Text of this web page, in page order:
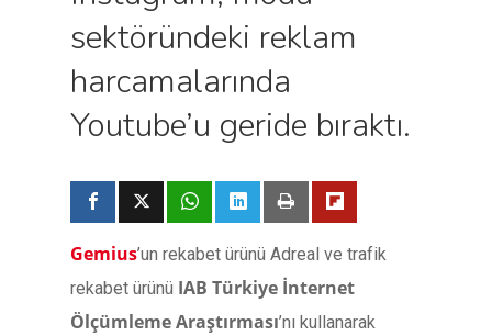
sektöründeki reklam
harcamalarında
Youtube’u geride bıraktı.
Gemius’un rekabet ürünü Adreal ve trafik
rekabet ürünü IAB Türkiye İnternet
Ölçümleme Araştırması’nı kullanarak